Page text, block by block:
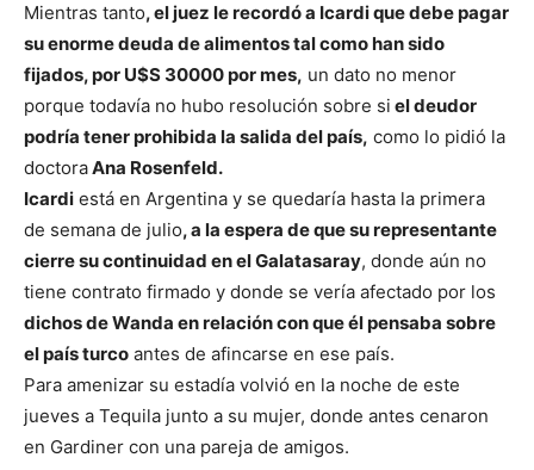
Mientras tanto, el juez le recordó a Icardi que debe pagar
su enorme deuda de alimentos tal como han sido
fijados, por U$S 30000 por mes, un dato no menor
porque todavía no hubo resolución sobre si el deudor
podría tener prohibida la salida del país, como lo pidió la
doctoraAna Rosenfeld.
Icardi está en Argentina y se quedaría hasta la primera
de semana de julio, a la espera de que su representante
cierre su continuidad en el Galatasaray, donde aún no
tiene contrato firmado y donde se vería afectado por los
dichos de Wanda en relación con que él pensaba sobre
el país turco antes de afincarse en ese país.
Para amenizar su estadía volvió en la noche de este
jueves a Tequila junto a su mujer, donde antes cenaron
en Gardiner con una pareja de amigos.